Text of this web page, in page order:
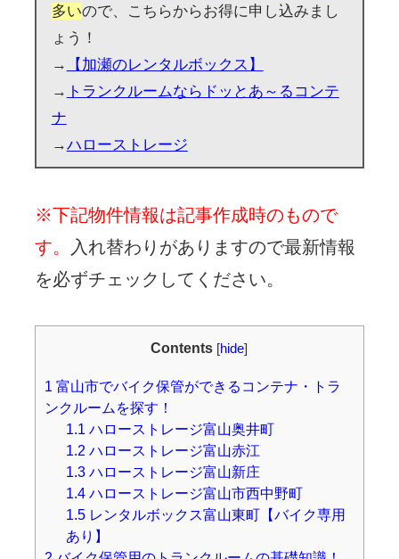
多いので、こちらからお得に申し込みまし
ょう！
→
【加瀬のレンタルボックス】
→ トランクルームならドッとあ～るコンテ
ナ
→ハローストレージ
※下記物件情報は記事作成時のもので
す。
入れ替わりがありますので最新情報
を必ずチェックしてください。
Contents [hide]
1 富山市でバイク保管ができるコンテナ・トラ
ンクルームを探す！
1.1 ハローストレージ富山奥井町
1.2 ハローストレージ富山赤江
1.3ハローストレージ富山新庄
1.4ハローストレージ富山市西中野町
1.5レンタルボックス富山東町【バイク専用
あり】